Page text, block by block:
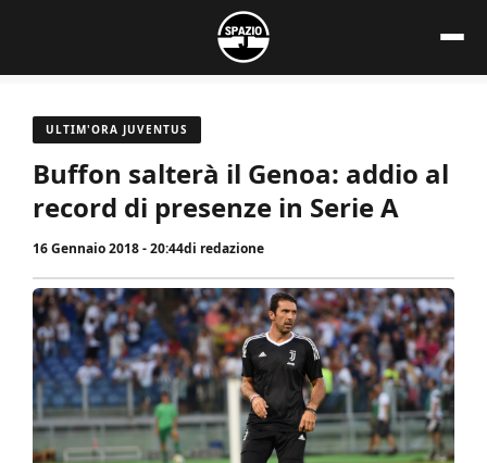
contenuto
ULTIM'ORA JUVENTUS
Buffon salterà il Genoa: addio al
record di presenze in Serie A
16 Gennaio 2018 - 20:44di redazione